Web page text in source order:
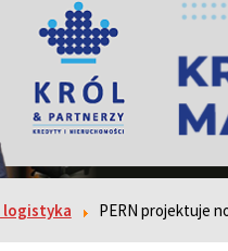
logistyka PERN projektuje